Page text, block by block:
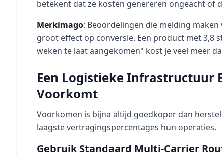
betekent dat ze kosten genereren ongeacht of
Merkimago: Beoordelingen die melding
groot effect op conversie. Een product met 3,8
weken te laat aangekomen" kost je veel meer
Een Logistieke Infrastructuur
Voorkomt
Voorkomen is bijna altijd goedkoper dan
laagste vertragingspercentages hun operaties.
Gebruik Standaard Multi-Carrier